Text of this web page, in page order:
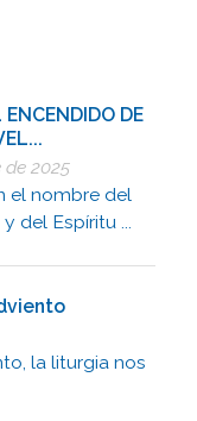
DE
de 2025
el nombre del
del Espíritu ...
la liturgia nos